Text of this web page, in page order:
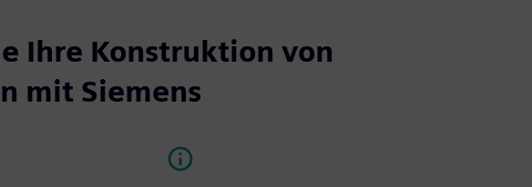
Ihre Konstruktion von
mit Siemens